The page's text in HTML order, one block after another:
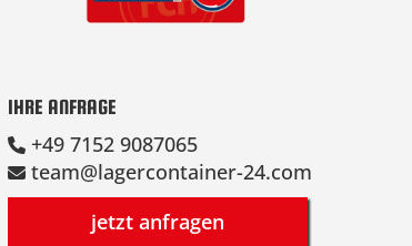
IHRE ANFRAGE
+49 7152 9087065
team@lagercontainer-24.com
jetzt anfragen